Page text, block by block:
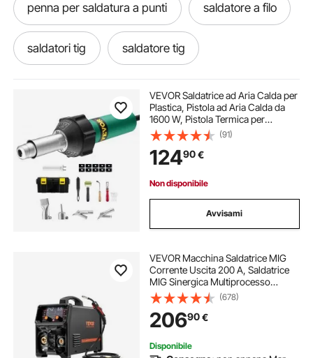
penna per saldatura a punti saldatore a filo
saldatori tig saldatore tig
saldatore a punti per batterie
saldatore per batterie
saldatori a pistola saldatori a pistola
saldatori a batteria
saldatore batteria
VEVOR Saldatrice ad Aria Calda per
Plastica, Pistola ad Aria Calda da
1600 W, Pistola Termica per
Saldatura in Vinile TPO da 50°C -
600°C, Kit per Saldatura di
Coperture in Plastica con 11
Accessori
(91)
12490€
Non disponibile
Avvisami
VEVOR Macchina Saldatrice MIG
Corrente Uscita 200 A, Saldatrice
MIG Sinergica Multiprocesso
Portatile Saldatrice MIG Senza Gas
Gas MMA Lift TIG 4 in 1 con
Tecnologia Inverter IGBT, Schermo
LCD
(678)
20690€
Disponibile